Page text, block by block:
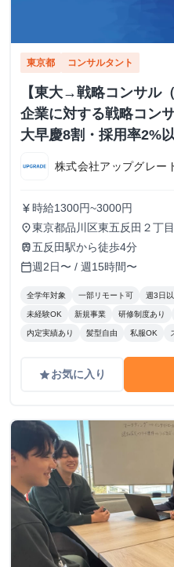
東京都 コンサルタント
【東大→戦略コンサル
企業に対する戦略コン
大早慶8割・採用率2%
株式会社アップグレー
currency_yen 時給1300円~3000円
place東京都品川区東五反田２丁
田５階
train 五反田駅から徒歩4分
calendar_today週2日〜 / 週15時間〜
全学年対象 一部リモート可 週3日
未経験OK 新規事業 研修制度あり
内定実績あり 髪型自由 私服OK
gradeお気に入り